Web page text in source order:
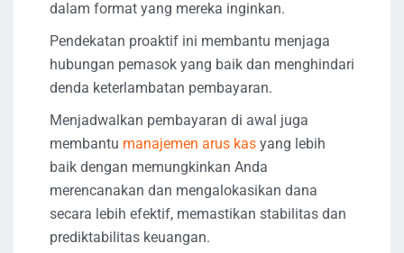
dalam format yang mereka inginkan.
Pendekatan proaktif ini membantu menjaga
hubungan pemasok yang baik dan menghindari
denda keterlambatan pembayaran.
Menjadwalkan pembayaran di awal juga
membantu manajemen arus kas yang lebih
baik dengan memungkinkan Anda
merencanakan dan mengalokasikan dana
secara lebih efektif, memastikan stabilitas dan
prediktabilitas keuangan.